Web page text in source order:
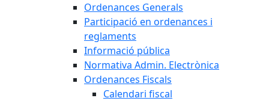
Ordenances Generals
Participació en ordenances i
reglaments
Informació pública
Normativa Admin. Electrònica
Ordenances Fiscals
Calendari fiscal